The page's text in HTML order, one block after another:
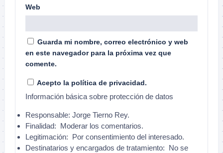
Web
Guarda mi nombre, correo electrónico y web
en este navegador para la próxima vez que
comente.
Acepto la política de privacidad.
Información básica sobre protección de datos
Responsable: Jorge Tierno Rey.
Finalidad: Moderar los comentarios.
Legitimación: Por consentimiento del interesado.
Destinatarios y encargados de tratamiento: No se